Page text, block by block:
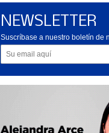
NEWSLETTER
Suscríbase a nuestro boletín de